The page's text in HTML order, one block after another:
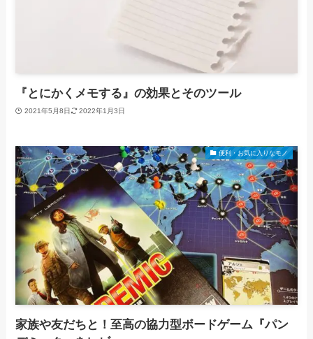
『とにかくメモする』の効果とそのツール
2021年5月8日 2022年1月3日
便利・お気に入りなモノ
家族や友だちと！至高の協力型ボードゲーム『パン